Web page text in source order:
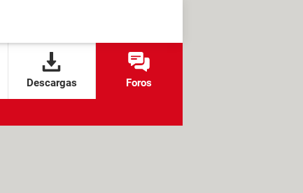
Descargas Foros